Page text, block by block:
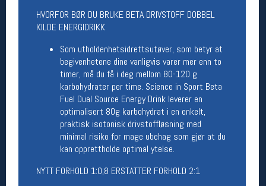
HVORFOR BØR DU BRUKE BETA DRIVSTOFF DOBBEL
KILDE ENERGIDRIKK
Som utholdenhetsidrettsutøver, som betyr at
begivenhetene dine vanligvis varer mer enn to
timer, må du få i deg mellom 80-120 g
karbohydrater per time. Science in Sport Beta
Fuel Dual Source Energy Drink leverer en
optimalisert 80g karbohydrat i en enkelt,
praktisk isotonisk drivstoffløsning med
minimal risiko for mage ubehag som gjør at du
kan opprettholde optimal ytelse.
NYTT FORHOLD 1:0,8 ERSTATTER FORHOLD 2:1
Åpningstider verkstedet
Man-Fredag:
11-18
Lørdag:
11-16
Om verkstedet
For å bestille time må du logge inn i
nettbutikken og trykke på den nederste blå
Betingelser
Salgsbetingelser